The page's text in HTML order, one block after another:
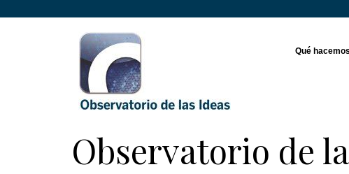
Qué hacemos
Observatorio de